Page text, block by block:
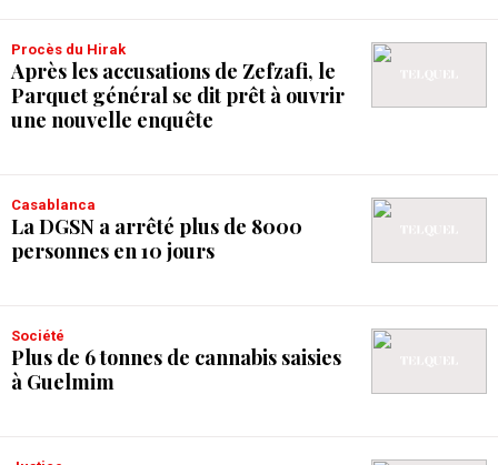
Procès du Hirak
Après les accusations de Zefzafi, le
Parquet général se dit prêt à ouvrir
une nouvelle enquête
Casablanca
La DGSN a arrêté plus de 8000
personnes en 10 jours
Société
Plus de 6 tonnes de cannabis saisies
à Guelmim